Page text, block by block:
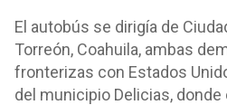
El autobús se dirigía de
Torreón, Coahuila, ambas
fronterizas con Estados
del municipio Delicias,